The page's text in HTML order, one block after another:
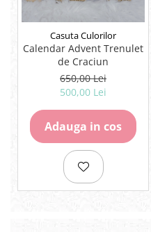
Casuta Culorilor
Calendar Advent Trenulet
de Craciun
650,00 Lei
500,00 Lei
Adauga in cos